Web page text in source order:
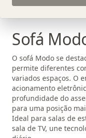
Sofá
O sofá Modo se
permite diferentes
variados espaços. O
acionamento
profundidade do
para uma posição
Ideal para salas de
sala de TV, une